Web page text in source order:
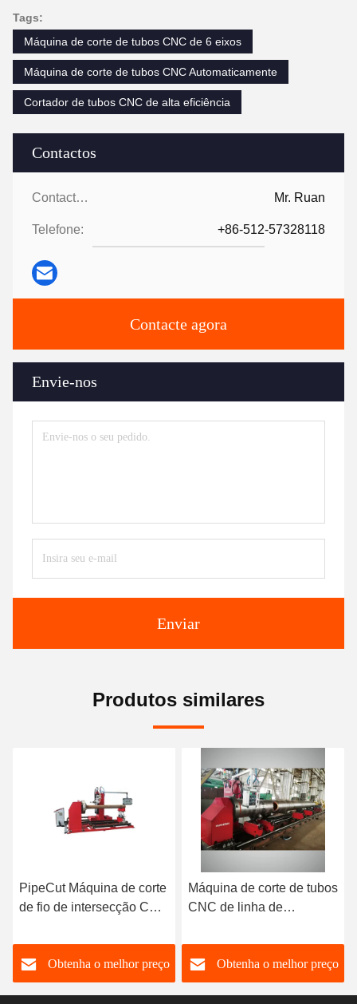
Contactos
Contactos: Mr. Ruan
Telefone: +86-512-57328118
Contacte agora
Envie-nos
Enviar
Tags:
Máquina de corte de tubos CNC de 6 eixos
Máquina de corte de tubos CNC Automaticamente
Cortador de tubos CNC de alta eficiência
Produtos similares
PipeCut Máquina de corte
de fio de intersecção CNC
eixos Alta eficiência
Obtenha o melhor preço
Máquina de corte de tubos
CNC de linha de
18000Mm comprimento
de corteObtenha o melhor preço